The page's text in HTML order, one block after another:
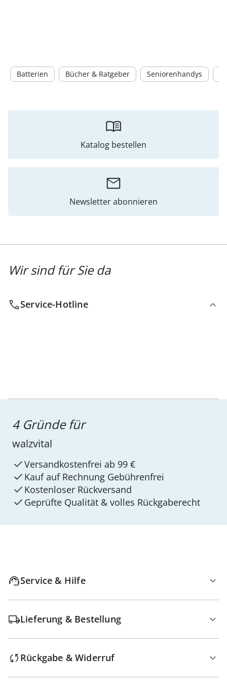
Batterien Bücher & Ratgeber Seniorenhandys
Katalog bestellen
Newsletter abonnieren
Wir sind für Sie da
Service-Hotline
4 Gründe für
walzvital
Versandkostenfrei ab 99 €
Kauf auf Rechnung Gebührenfrei
Kostenloser Rückversand
Geprüfte Qualität & volles Rückgaberecht
Service & Hilfe
Lieferung & Bestellung
Rückgabe & Widerruf